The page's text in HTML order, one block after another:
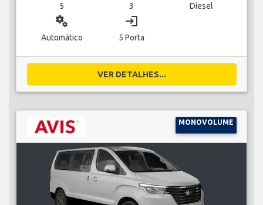
5 3 Diesel
miscellaneous_services
Automático
login
5 Porta
VER DETALHES...
MONOVOLUME